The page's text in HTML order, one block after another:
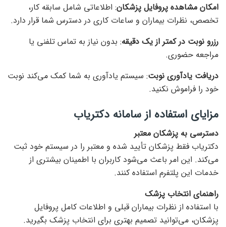
امکان مشاهده پروفایل پزشکان: اطلاعاتی شامل سابقه کار،
تخصص، نظرات بیماران و ساعات کاری در دسترس شما قرار دارد.
رزرو نوبت در کمتر از یک دقیقه: بدون نیاز به تماس تلفنی یا
مراجعه حضوری.
دریافت یادآوری نوبت: سیستم یادآوری به شما کمک می‌کند نوبت
خود را فراموش نکنید.
مزایای استفاده از سامانه دکتریاب
دسترسی به پزشکان معتبر
دکتریاب فقط پزشکان تأیید شده و معتبر را در سیستم خود ثبت
می‌کند. این امر باعث می‌شود کاربران با اطمینان بیشتری از
خدمات این پلتفرم استفاده کنند.
راهنمای انتخاب پزشک
با استفاده از نظرات بیماران قبلی و اطلاعات کامل پروفایل
پزشکان، می‌توانید تصمیم بهتری برای انتخاب پزشک بگیرید.